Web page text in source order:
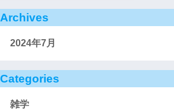
Archives
2024年7月
Categories
雑学